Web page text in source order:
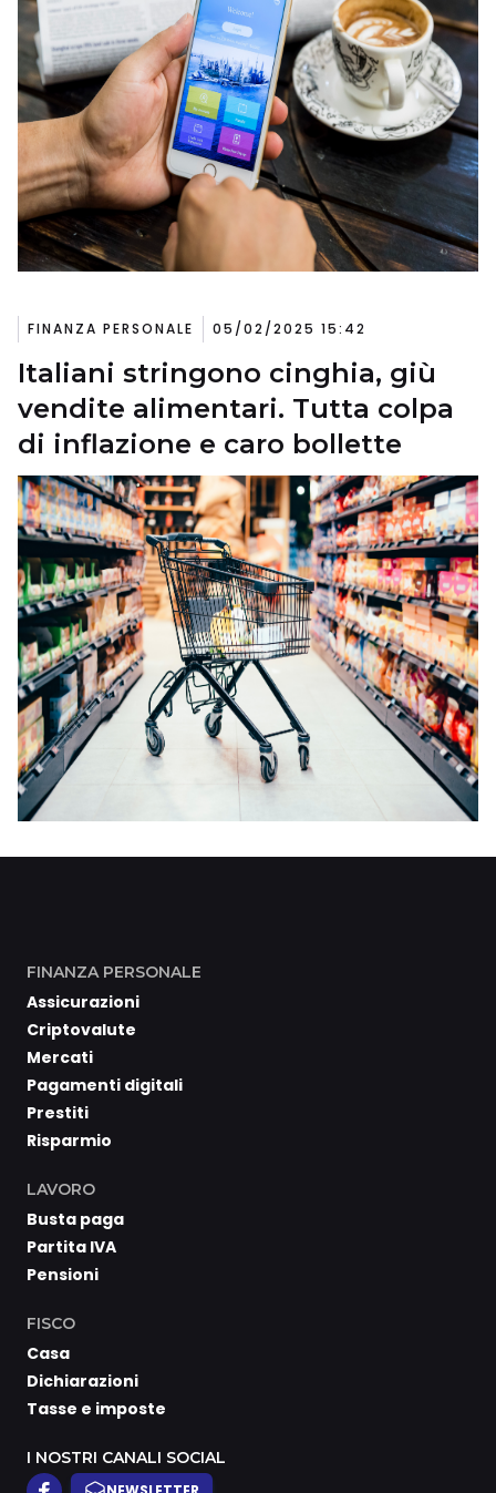
FINANZA PERSONALE 05/02/2025 15:42
Italiani stringono cinghia, giù
vendite alimentari. Tutta colpa
di inflazione e caro bollette
FINANZA PERSONALE
Assicurazioni
Criptovalute
Mercati
Pagamenti digitali
Prestiti
Risparmio
LAVORO
Busta paga
Partita IVA
Pensioni
FISCO
Casa
Dichiarazioni
Tasse e imposte
I NOSTRI CANALI SOCIAL